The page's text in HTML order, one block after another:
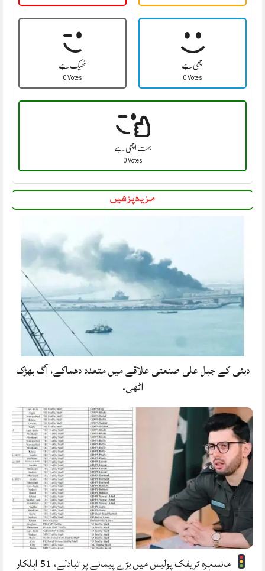
ٹھیک ہے
0 Votes
اچھی ہے
0 Votes
بہت اچھی ہے
0 Votes
مزید پڑھیں
دبئی کے جبل علی صنعتی علاقے میں متعدد دھماکے، آگ بھڑک
اٹھی.
مانسہرہ ٹریفک پولیس میں بڑے پیمانے پر تبادلے، 51 اہلکار